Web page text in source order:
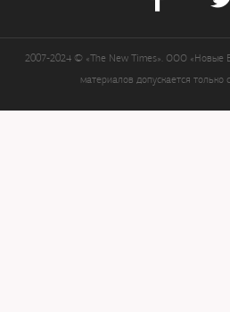
2007-2024 © «The New Times». ООО «Новые
материалов допускается только